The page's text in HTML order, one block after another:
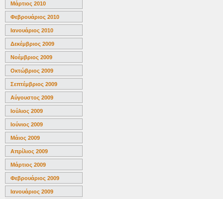
Μάρτιος 2010
Φεβρουάριος 2010
Ιανουάριος 2010
Δεκέμβριος 2009
Νοέμβριος 2009
Οκτώβριος 2009
Σεπτέμβριος 2009
Αύγουστος 2009
Ιούλιος 2009
Ιούνιος 2009
Μάιος 2009
Απρίλιος 2009
Μάρτιος 2009
Φεβρουάριος 2009
Ιανουάριος 2009